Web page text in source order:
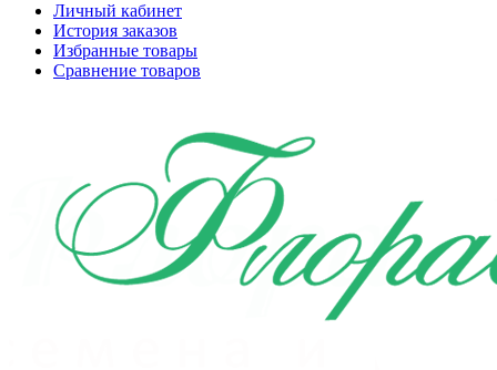
Личный кабинет
История заказов
Избранные товары
Сравнение товаров